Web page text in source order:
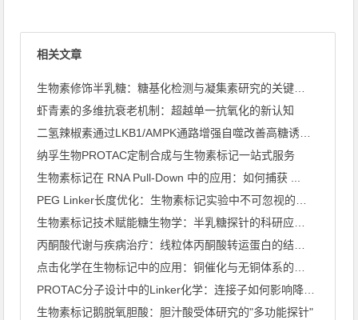
相关文章
虾青素的多维抗衰老机制：超越单一抗氧化的新认知
纳孚生物PROTAC定制合成与生物素标记一站式服务
生物素标记在 RNA Pull-Down 中的应用：如何捕获 ...
生物素标记鹅脱氧胆酸：胆汁酸受体研究的"多功能探针"